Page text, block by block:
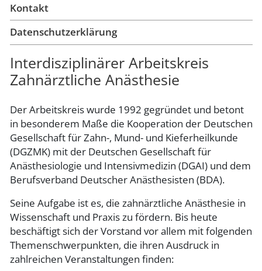
Kontakt
Datenschutzerklärung
Interdisziplinärer Arbeitskreis
Zahnärztliche Anästhesie
Der Arbeitskreis wurde 1992 gegründet und betont
in besonderem Maße die Kooperation der Deutschen
Gesellschaft für Zahn-, Mund- und Kieferheilkunde
(DGZMK) mit der Deutschen Gesellschaft für
Anästhesiologie und Intensivmedizin (DGAI) und dem
Berufsverband Deutscher Anästhesisten (BDA).
Seine Aufgabe ist es, die zahnärztliche Anästhesie in
Wissenschaft und Praxis zu fördern. Bis heute
beschäftigt sich der Vorstand vor allem mit folgenden
Themenschwerpunkten, die ihren Ausdruck in
zahlreichen Veranstaltungen finden: